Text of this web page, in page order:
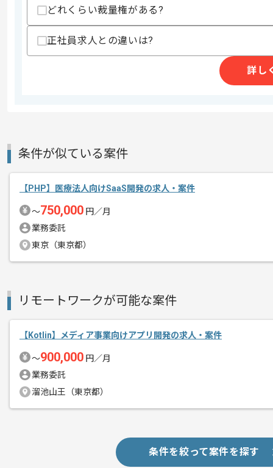
精算・お支払い
支払いサイト
エージェントからのコ
メント
レバテック実績有りの企業です。
アフィリエイトサービスやWebサービ
6秒に1組がマッチングするサービスの
CtoCのサービスに興味がある方やチャ
どれくらい裁量権がある?
正社員求人との違いは?
詳し
条件が似ている案件
【PHP】医療法人向けSaaS開発の求人・案件
〜750,000 円／月
業務委託
東京（東京都）
リモートワークが可能な案件
【Kotlin】メディア事業向けアプリ開発の求人・案件
〜900,000 円／月
業務委託
溜池山王（東京都）
条件を絞って案件を探す